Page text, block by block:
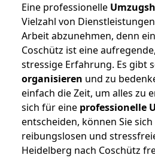
Eine professionelle
Vielzahl von
Arbeit abzunehmen, denn
Coschütz ist eine
stressige Erfahrung. Es gibt
organisieren und zu
einfach die Zeit, um alles zu
sich für eine professionelle
entscheiden, können Sie
reibungslosen und
Heidelberg nach Coschütz